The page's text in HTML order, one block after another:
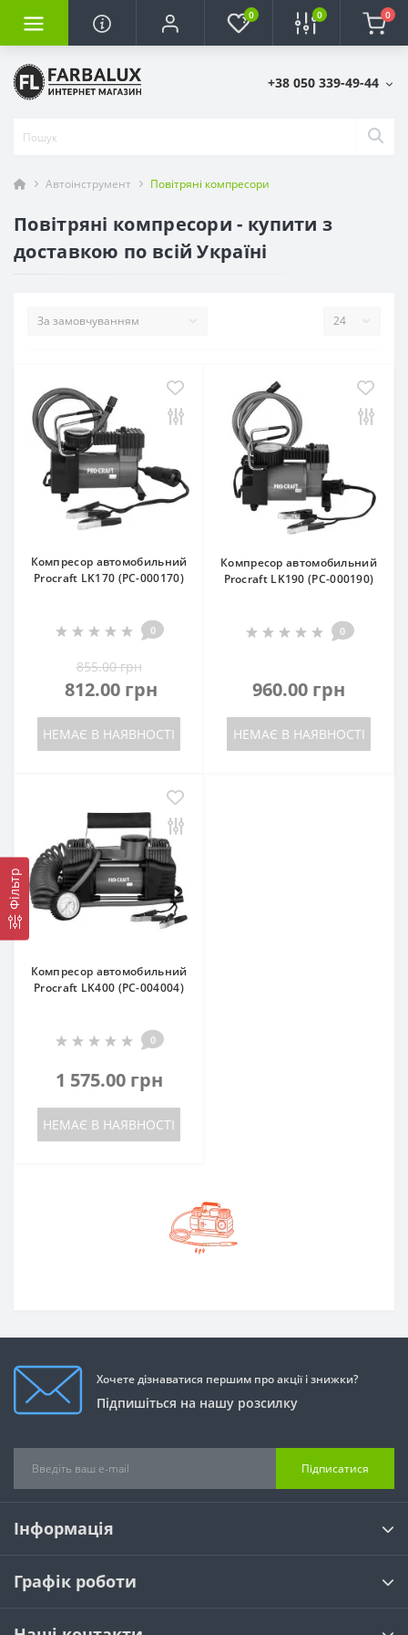
0 0 0
+38 050 339-49-44
Автоінструмент Повітряні компресори
Повітряні компресори - купити з
доставкою по всій Україні
Фільтр
Компресор автомобильний
Procraft LK170 (PC-000170)
0
855.00 грн
812.00 грн
НЕМАЄ В НАЯВНОСТІ
Компресор автомобильний
Procraft LK190 (PC-000190)
0
960.00 грн
НЕМАЄ В НАЯВНОСТІ
Компресор автомобильний
Procraft LK400 (PC-004004)
0
1 575.00 грн
НЕМАЄ В НАЯВНОСТІ
Хочете дізнаватися першим про акції і знижки?
Підпишіться на нашу розсилку
Підписатися
Інформація
Графік роботи